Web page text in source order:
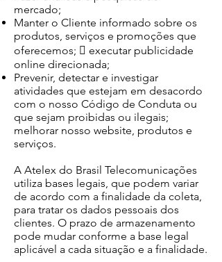
mercado;
Manter o Cliente informado sobre os
produtos, serviços e promoções que
oferecemos;  executar publicidade
online direcionada;
Prevenir, detectar e investigar
atividades que estejam em desacordo
com o nosso Código de Conduta ou
que sejam proibidas ou ilegais;
melhorar nosso website, produtos e
serviços.
A Atelex do Brasil Telecomunicações
utiliza bases legais, que podem variar
de acordo com a finalidade da coleta,
para tratar os dados pessoais dos
clientes. O prazo de armazenamento
pode mudar conforme a base legal
aplicável a cada situação e a finalidade.